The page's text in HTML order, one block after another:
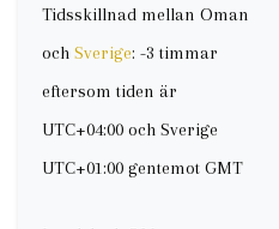
Tidsskillnad mellan Oman
och Sverige: -3 timmar
eftersom tiden är
UTC+04:00 och Sverige
UTC+01:00 gentemot GMT